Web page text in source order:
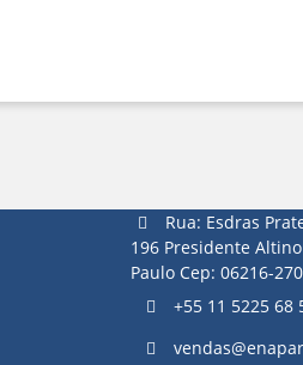
Rua: Esdras
196 Presidente
Paulo Cep: 06216-270
+55 11 5225 68